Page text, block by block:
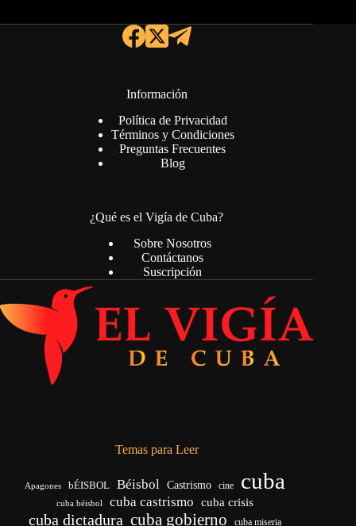
Información
Política de Privacidad
Términos y Condiciones
Preguntas Frecuentes
Blog
¿Qué es el Vigía de Cuba?
Sobre Nosotros
Contáctanos
Suscripción
Temas para Leer
Apagones bÉISBOL Béisbol Castrismo cine cuba
cuba béisbol cuba castrismo cuba crisis
cuba dictadura cuba gobierno cuba miseria